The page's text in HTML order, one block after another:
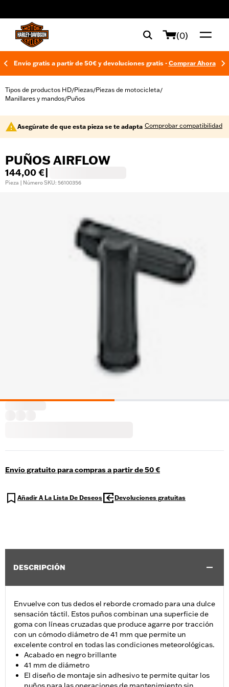
(0)
Envío gratis a partir de 50€ y devoluciones gratis - Comprar Ahora
Tipos de productos HD/Piezas/Piezas de motocicleta/
Manillares y mandos/Puños
Asegúrate de que esta pieza se te adapta Comprobar compatibilidad
PUÑOS AIRFLOW
144,00 €
Pieza | Número SKU: 56100356
Envío gratuito para compras a partir de 50 €
Añadir A La Lista De Deseos Devoluciones gratuitas
DESCRIPCIÓN
Envuelve con tus dedos el reborde cromado para una dulce
sensación táctil. Estos puños combinan una superficie de
goma con líneas cruzadas que produce agarre por tracción
con un cómodo diámetro de 41 mm que permite un
excelente control en todas las condiciones meteorológicas.
Acabado en negro brillante
41 mm de diámetro
El diseño de montaje sin adhesivo te permite quitar los